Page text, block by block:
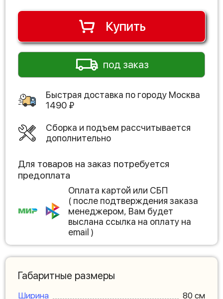
Купить
под заказ
Быстрая доставка по городу Москва
1490 ₽
Сборка и подъем рассчитывается
дополнительно
Для товаров на заказ потребуется
предоплата
Оплата картой или СБП
( после подтверждения заказа
менеджером, Вам будет
выслана ссылка на оплату на
email )
Габаритные размеры
Ширина
80 см